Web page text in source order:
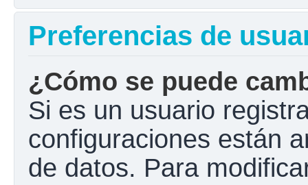
Preferencias de
¿Cómo se puede
Si es un usuario
configuraciones están
de datos. Para